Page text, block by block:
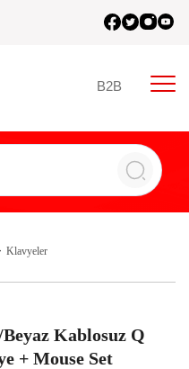
B2B
Klavyeler
Kablosuz Q
+ Mouse Set